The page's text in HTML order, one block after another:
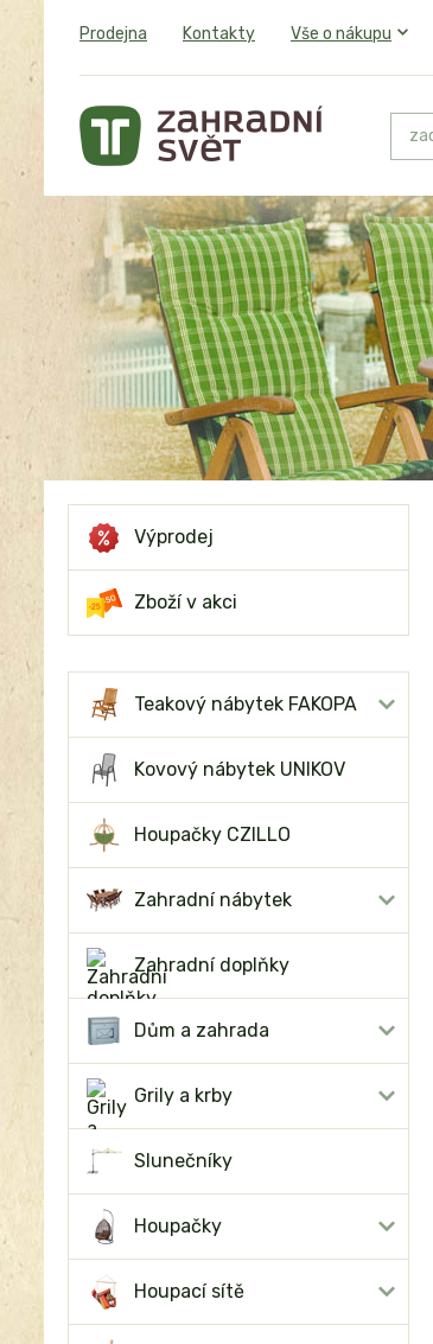
Prodejna Kontakty Vše o nákupu
Výprodej
Zboží v akci
Teakový nábytek FAKOPA
Kovový nábytek UNIKOV
Houpačky CZILLO
Zahradní nábytek
Zahradní doplňky
Dům a zahrada
Grily a krby
Slunečníky
Houpačky
Houpací sítě